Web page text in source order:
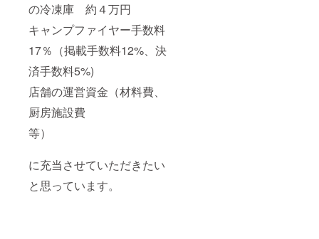
の冷凍庫 約４万円
キャンプファイヤー手数料
17％（掲載手数料12%、決
済手数料5%)
店舗の運営資金（材料費、
厨房施設費
等）
に充当させていただきたい
と思っています。